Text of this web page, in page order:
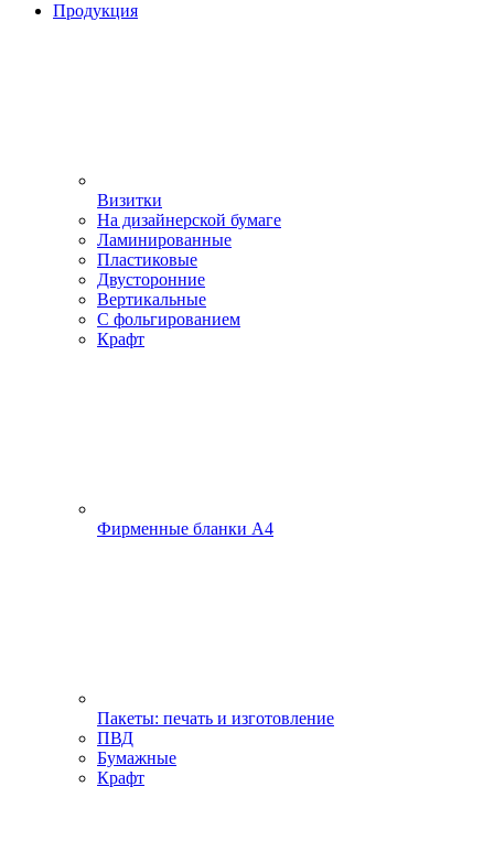
Продукция
Визитки
На дизайнерской бумаге
Ламинированные
Пластиковые
Двусторонние
Вертикальные
С фольгированием
Крафт
Фирменные бланки А4
Пакеты: печать и изготовление
ПВД
Бумажные
Крафт